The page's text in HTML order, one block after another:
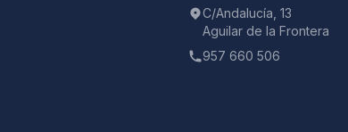
C/Andalucía, 13
Aguilar de la Frontera
957 660 506